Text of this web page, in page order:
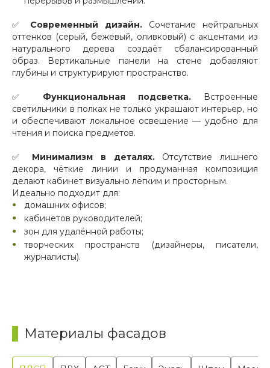
✅ Современный дизайн. Сочетание нейтральных
оттенков (серый, бежевый, оливковый) с акцентами из
натурального дерева создаёт сбалансированный
образ. Вертикальные панели на стене добавляют
глубины и структурируют пространство.
✅ Функциональная подсветка.Встроенные
светильники в полках не только украшают интерьер, но
и обеспечивают локальное освещение — удобно для
чтения и поиска предметов.
✅ Минимализм в деталях.Отсутствие лишнего
декора, чёткие линии и продуманная композиция
делают кабинет визуально лёгким и просторным.
Идеально подходит для:
домашних офисов;
кабинетов руководителей;
зон для удалённой работы;
творческих пространств (дизайнеры, писатели,
журналисты).
Материалы фасадов